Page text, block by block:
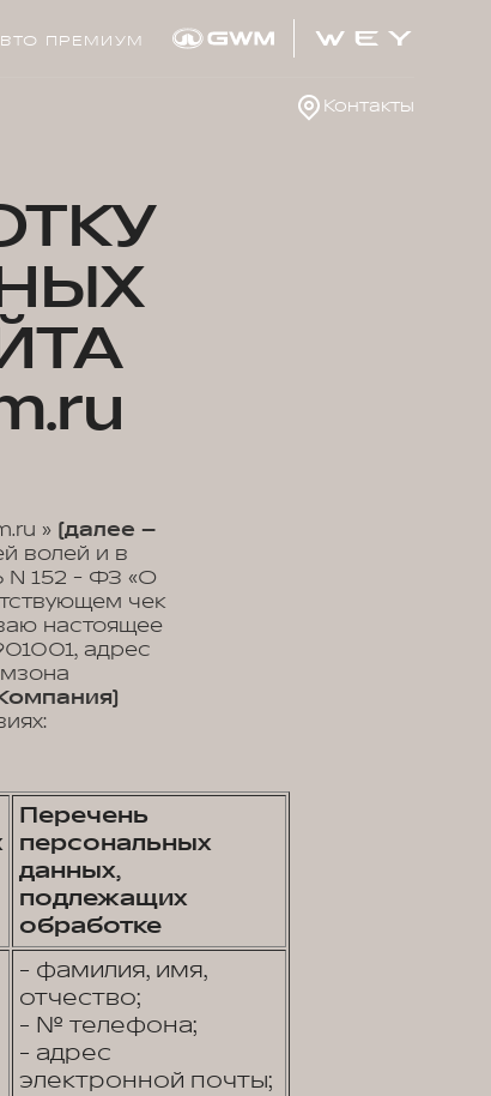
ПРЕМИУМ
Контакты
» (далее –
волей и в
N 152 - ФЗ «О
чек
настоящее
адрес
Перечень
персональных
данных,
подлежащих
обработке
- фамилия, имя,
отчество;
- № телефона;
- адрес
электронной почты;